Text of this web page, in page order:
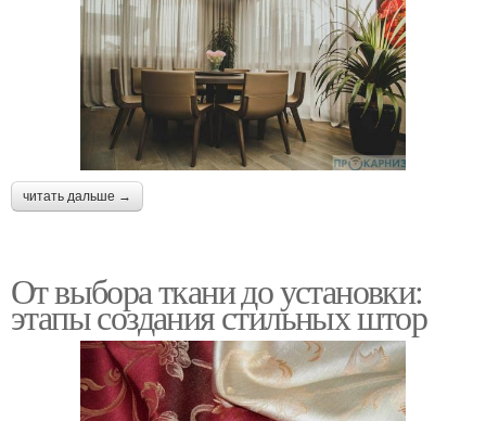
читать дальше →
От выбора ткани до установки:
этапы создания стильных штор